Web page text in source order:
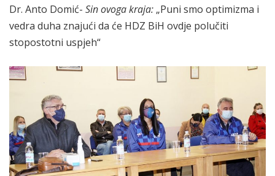
Dr. Anto Domić- Sin ovoga kraja: „Puni smo optimizma i
vedra duha znajući da će HDZ BiH ovdje polučiti
stopostotni uspjeh“